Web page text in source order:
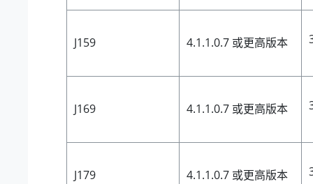
J159 4.1.1.0.7 或更高版本
J169 4.1.1.0.7 或更高版本
J179 4.1.1.0.7 或更高版本